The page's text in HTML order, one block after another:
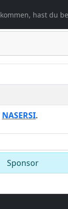
hast du
NASERSI.
Sponsor